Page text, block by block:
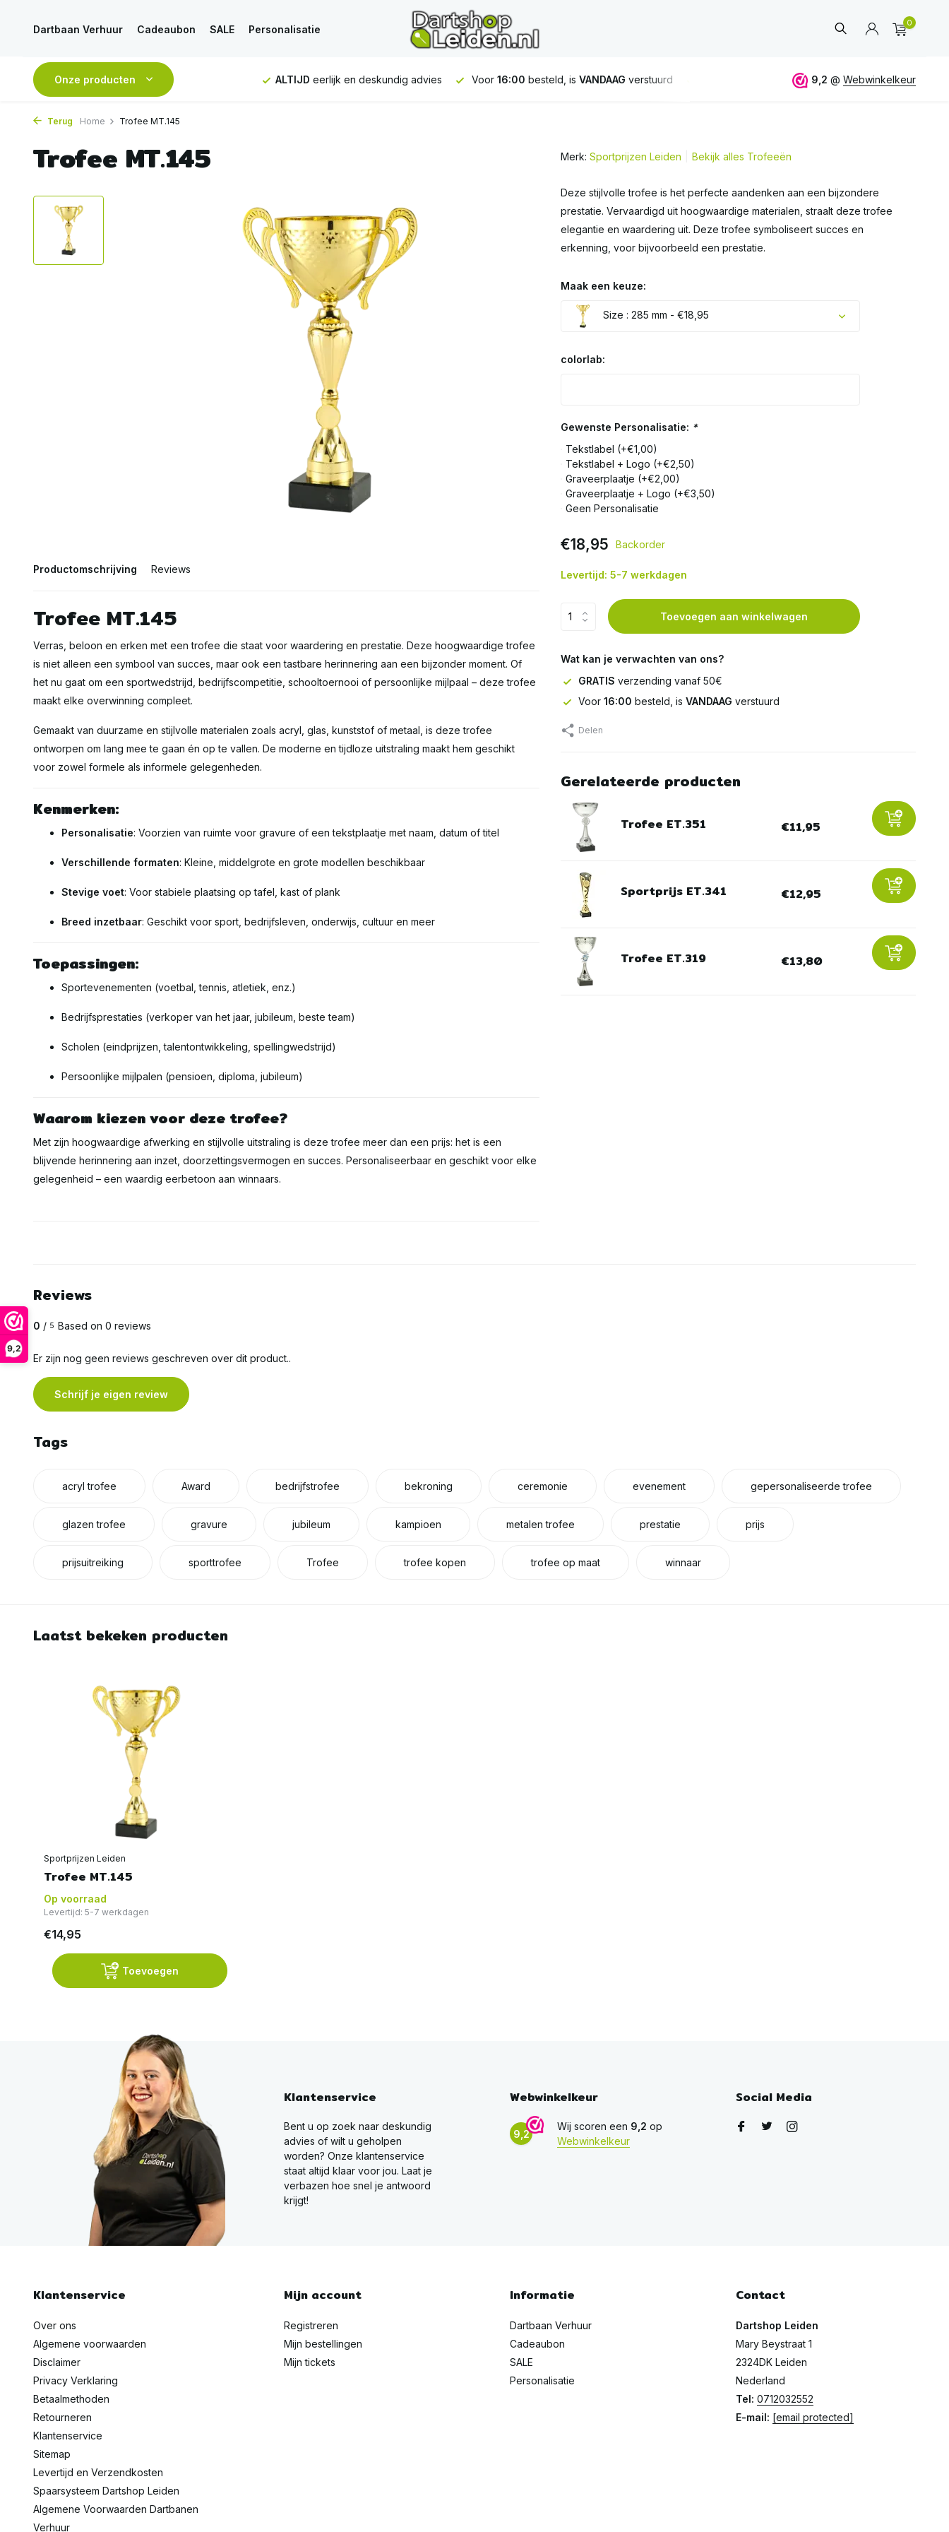
9,2
Dartbaan Verhuur Cadeaubon SALE Personalisatie
0
Onze producten
verstuurd GRATIS verzending vanaf 50€ ALTIJD eerlijk en deskundig advies Voor 16:00 besteld, is VANDAAG verstuurd verzending vanaf 50€ ALTIJDeerlijk
9,2 @ Webwinkelkeur
Terug Home Trofee MT.145
Trofee MT.145
Productomschrijving Reviews
Trofee MT.145
Verras, beloon en erken met een trofee die staat voor waardering en prestatie. Deze hoogwaardige trofee
is niet alleen een symbool van succes, maar ook een tastbare herinnering aan een bijzonder moment. Of
het nu gaat om een sportwedstrijd, bedrijfscompetitie, schooltoernooi of persoonlijke mijlpaal – deze trofee
maakt elke overwinning compleet.
Gemaakt van duurzame en stijlvolle materialen zoals acryl, glas, kunststof of metaal, is deze trofee
ontworpen om lang mee te gaan én op te vallen. De moderne en tijdloze uitstraling maakt hem geschikt
voor zowel formele als informele gelegenheden.
Kenmerken:
Personalisatie: Voorzien van ruimte voor gravure of een tekstplaatje met naam, datum of titel
Verschillende formaten: Kleine, middelgrote en grote modellen beschikbaar
Stevige voet: Voor stabiele plaatsing op tafel, kast of plank
Breed inzetbaar: Geschikt voor sport, bedrijfsleven, onderwijs, cultuur en meer
Toepassingen:
Sportevenementen (voetbal, tennis, atletiek, enz.)
Bedrijfsprestaties (verkoper van het jaar, jubileum, beste team)
Scholen (eindprijzen, talentontwikkeling, spellingwedstrijd)
Persoonlijke mijlpalen (pensioen, diploma, jubileum)
Waarom kiezen voor deze trofee?
Met zijn hoogwaardige afwerking en stijlvolle uitstraling is deze trofee meer dan een prijs: het is een
blijvende herinnering aan inzet, doorzettingsvermogen en succes. Personaliseerbaar en geschikt voor elke
gelegenheid – een waardig eerbetoon aan winnaars.
Merk: Sportprijzen Leiden Bekijk alles Trofeeën
Deze stijlvolle trofee is het perfecte aandenken aan een bijzondere
prestatie. Vervaardigd uit hoogwaardige materialen, straalt deze trofee
elegantie en waardering uit. Deze trofee symboliseert succes en
erkenning, voor bijvoorbeeld een prestatie.
Maak een keuze:
Size : 285 mm - €18,95
colorlab:
Gewenste Personalisatie: *
Tekstlabel (+€1,00)
Tekstlabel + Logo (+€2,50)
Graveerplaatje (+€2,00)
Graveerplaatje + Logo (+€3,50)
Geen Personalisatie
€18,95 Backorder
Levertijd: 5-7 werkdagen
Toevoegen aan winkelwagen
Wat kan je verwachten van ons?
GRATIS verzending vanaf 50€
Voor 16:00 besteld, is VANDAAG verstuurd
Delen
Gerelateerde producten
Trofee ET.351 €11,95
Sportprijs ET.341 €12,95
Trofee ET.319 €13,80
Reviews
0 / 5 Based on 0 reviews
Er zijn nog geen reviews geschreven over dit product..
Schrijf je eigen review
Tags
acryl trofee Award bedrijfstrofee bekroning ceremonie evenement gepersonaliseerde trofee
glazen trofee gravure jubileum kampioen metalen trofee prestatie prijs
prijsuitreiking sporttrofee Trofee trofee kopen trofee op maat winnaar
Laatst bekeken producten
Sportprijzen Leiden
Trofee MT.145
Op voorraad
Levertijd: 5-7 werkdagen
€14,95
Toevoegen
Klantenservice
Bent u op zoek naar deskundig
advies of wilt u geholpen
worden? Onze klantenservice
staat altijd klaar voor jou. Laat je
verbazen hoe snel je antwoord
krijgt!
Webwinkelkeur
9,2
Wij scoren een 9,2 op
Webwinkelkeur
Social Media
Klantenservice
Over ons
Algemene voorwaarden
Disclaimer
Privacy Verklaring
Betaalmethoden
Retourneren
Klantenservice
Sitemap
Levertijd en Verzendkosten
Spaarsysteem Dartshop Leiden
Algemene Voorwaarden Dartbanen
Verhuur
Mijn account
Registreren
Mijn bestellingen
Mijn tickets
Informatie
Dartbaan Verhuur
Cadeaubon
SALE
Personalisatie
Contact
Dartshop Leiden
Mary Beystraat 1
2324DK Leiden
Nederland
Tel: 0712032552
E-mail: [email protected]